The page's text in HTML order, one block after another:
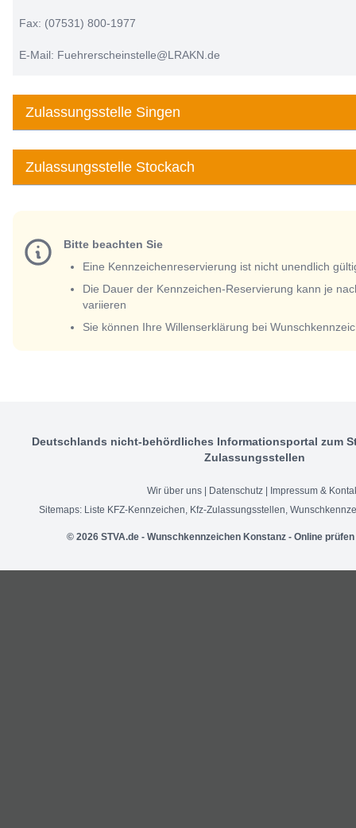
Fax: (07531) 800-1977
E-Mail: Fuehrerscheinstelle@LRAKN.de
Zulassungsstelle Singen
Zulassungsstelle Stockach
Bitte beachten Sie
Eine Kennzeichenreservierung ist nicht unendlich
Die Dauer der Kennzeichen-Reservierung kann je
variieren
Sie können Ihre Willenserklärung bei
Deutschlands nicht-behördliches Informationsportal zum
Zulassungsstellen
Wir über uns Datenschutz
Impressum &
Sitemaps: Liste KFZ-Kennzeichen, Kfz-Zulassungsstellen,
© 2026 STVA.de - Wunschkennzeichen Konstanz - Online